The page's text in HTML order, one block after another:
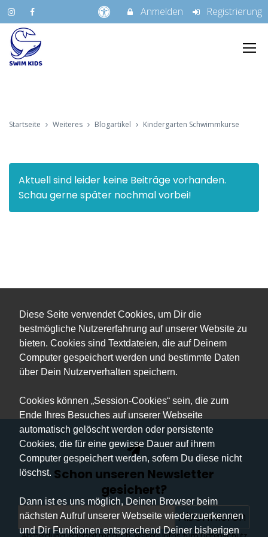
Diese Seite verwendet Cookies, um Dir die
bestmögliche Nutzererfahrung auf unserer Website zu
bieten. Cookies sind Textdateien, die auf Deinem
Computer gespeichert werden und bestimmte Daten
über Dein Nutzerverhalten speichern.
Cookies können „Session-Cookies“ sein, die zum
Ende Ihres Besuches auf unserer Webseite
automatisch gelöscht werden oder persistente
Cookies, die für eine gewisse Dauer auf ihrem
Computer gespeichert werden, sofern Du diese nicht
löschst.
Dann ist es uns möglich, Deinen Browser beim
nächsten Aufruf unserer Webseite wiederzuerkennen
und Dir Funktionen entsprechend Deiner bisherigen
Anmelden Registrierung
Startseite Weiteres Blogartikel Kindergarten Schwimmkurse
Aktuell sind leider keine Beiträge vorhanden.
Schau gerne später nochmal vorbei!
Schon unseren Newsletter
gesichert?
Abonnieren